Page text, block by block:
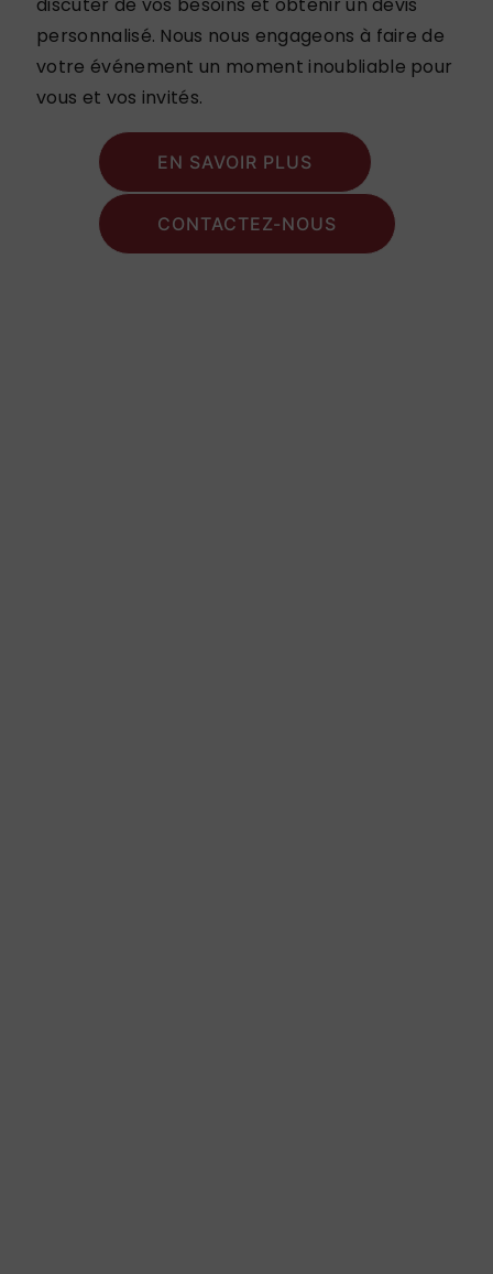
personnalisé. Nous nous engageons à faire de
votre événement un moment inoubliable pour
vous et vos invités.
EN SAVOIR PLUS
CONTACTEZ-NOUS